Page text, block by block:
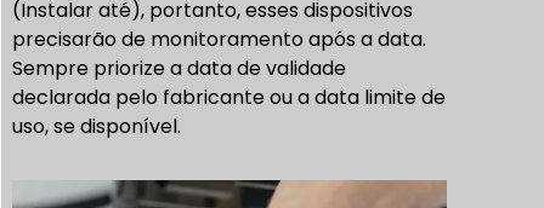
(Instalar até), portanto, esses dispositivos
precisarão de monitoramento após a data.
Sempre priorize a data de validade
declarada pelo fabricante ou a data limite de
uso, se disponível.